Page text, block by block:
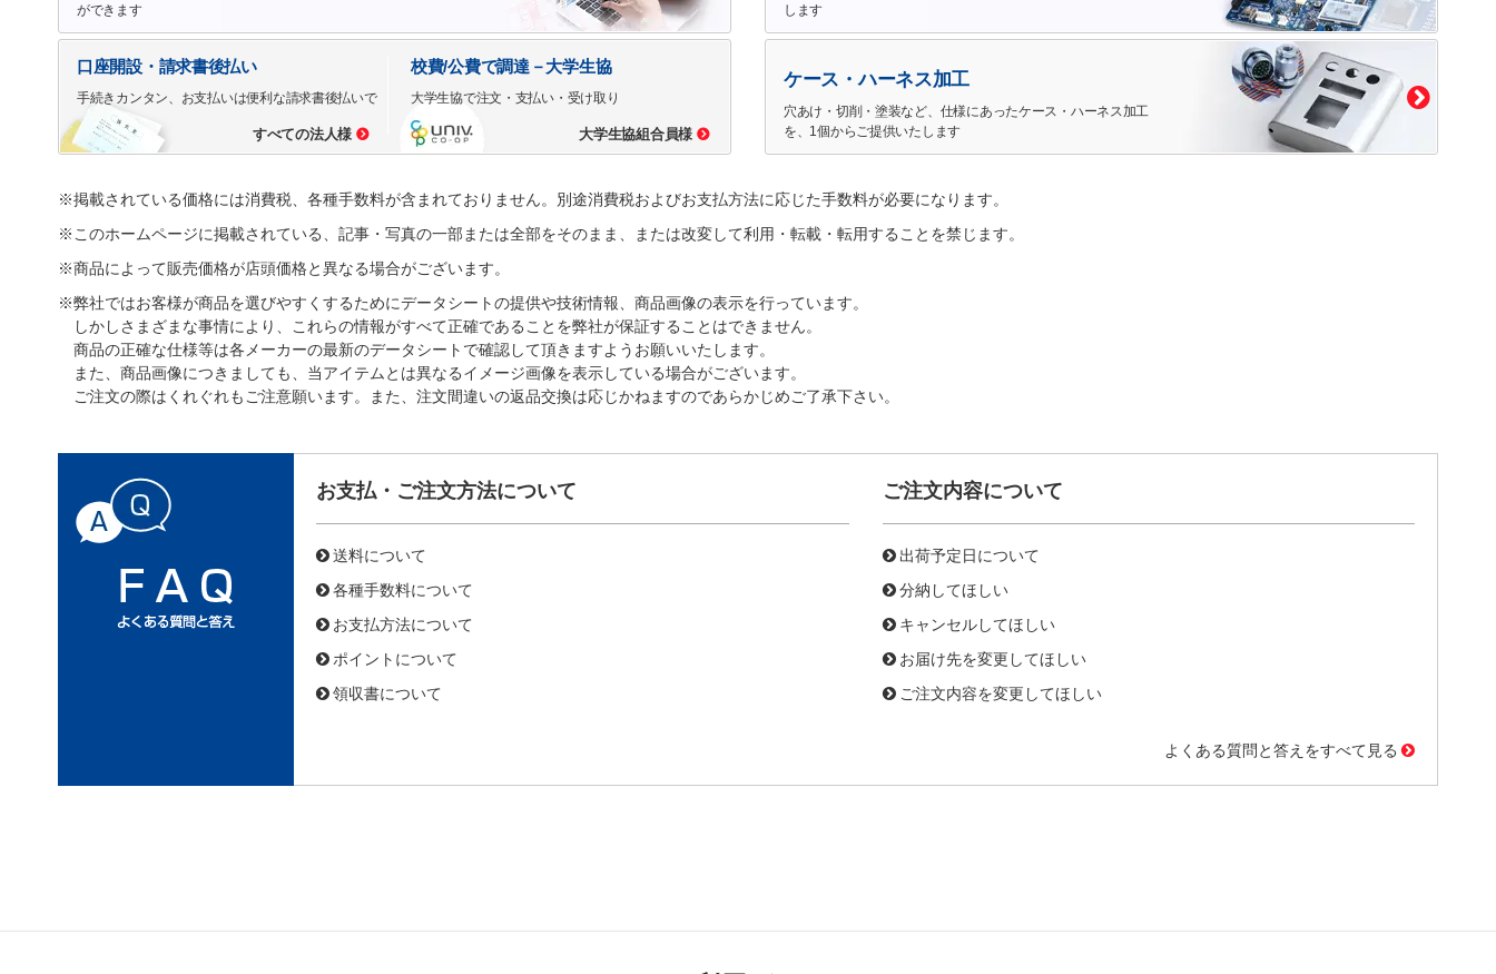
ができます
口座開設・請求書後払い
手続きカンタン、お支払いは便利な請求書後払いで
すべての法人様
校費/公費で調達－大学生協
大学生協で注文・支払い・受け取り
大学生協組合員様
します
ケース・ハーネス加工
穴あけ・切削・塗装など、仕様にあったケース・ハーネス加工
を、1個からご提供いたします
※掲載されている価格には消費税、各種手数料が含まれておりません。別途消費税およびお支払方法に応じた手数料が必要になります。
※このホームページに掲載されている、記事・写真の一部または全部をそのまま、または改変して利用・転載・転用することを禁じます。
※商品によって販売価格が店頭価格と異なる場合がございます。
※弊社ではお客様が商品を選びやすくするためにデータシートの提供や技術情報、商品画像の表示を行っています。
しかしさまざまな事情により、これらの情報がすべて正確であることを弊社が保証することはできません。
商品の正確な仕様等は各メーカーの最新のデータシートで確認して頂きますようお願いいたします。
また、商品画像につきましても、当アイテムとは異なるイメージ画像を表示している場合がございます。
ご注文の際はくれぐれもご注意願います。また、注文間違いの返品交換は応じかねますのであらかじめご了承下さい。
お支払・ご注文方法について
送料について
各種手数料について
お支払方法について
ポイントについて
領収書について
ご注文内容について
出荷予定日について
分納してほしい
キャンセルしてほしい
お届け先を変更してほしい
ご注文内容を変更してほしい
よくある質問と答えをすべて見る